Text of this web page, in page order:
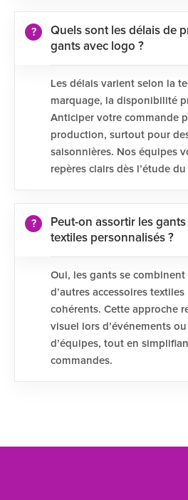
Quels sont les délais de
gants avec logo ?
Les délais varient selon la
marquage, la disponibilité
Anticiper votre commande
production, surtout pour
saisonnières. Nos équipes
repères clairs dès l’étude
Peut-on assortir les
textiles personnalisés ?
Oui, les gants se
d’autres accessoires
cohérents. Cette approche
visuel lors d’événements
d’équipes, tout en
commandes.